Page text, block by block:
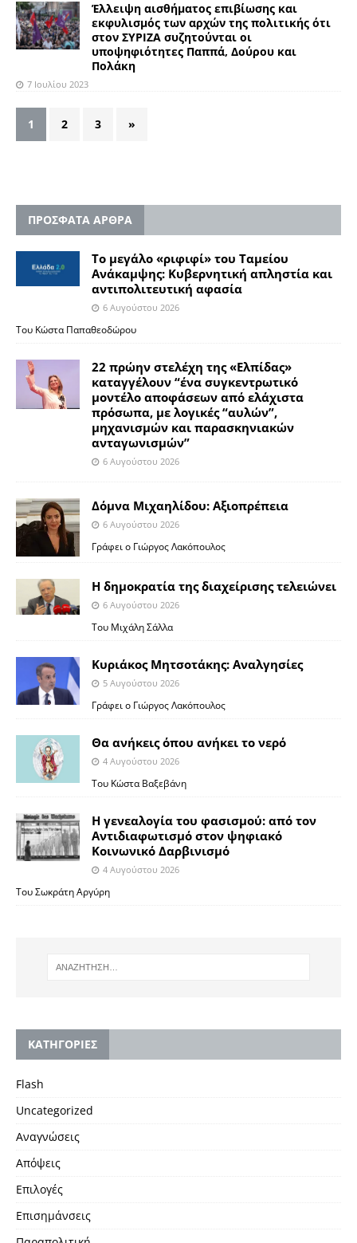
Έλλειψη αισθήματος επιβίωσης και
εκφυλισμός των αρχών της πολιτικής ότι
στον ΣΥΡΙΖΑ συζητούνται οι
υποψηφιότητες Παππά, Δούρου και
Πολάκη
7 Ιουλίου 2023
1 2 3 »
ΠΡΟΣΦΑΤΑ ΑΡΘΡΑ
Το μεγάλο «ριφιφί» του Ταμείου
Ανάκαμψης: Κυβερνητική απληστία και
αντιπολιτευτική αφασία
6 Αυγούστου 2026
Του Κώστα Παπαθεοδώρου
22 πρώην στελέχη της «Ελπίδας»
καταγγέλουν “ένα συγκεντρωτικό
μοντέλο αποφάσεων από ελάχιστα
πρόσωπα, με λογικές “αυλών”,
μηχανισμών και παρασκηνιακών
ανταγωνισμών”
6 Αυγούστου 2026
Δόμνα Μιχαηλίδου: Αξιοπρέπεια
6 Αυγούστου 2026
Γράφει ο Γιώργος Λακόπουλος
Η δημοκρατία της διαχείρισης τελειώνει
6 Αυγούστου 2026
Του Μιχάλη Σάλλα
Κυριάκος Μητσοτάκης: Αναλγησίες
5 Αυγούστου 2026
Γράφει ο Γιώργος Λακόπουλος
Θα ανήκεις όπου ανήκει το νερό
4 Αυγούστου 2026
Του Κώστα Βαξεβάνη
Η γενεαλογία του φασισμού: από τον
Αντιδιαφωτισμό στον ψηφιακό
Κοινωνικό Δαρβινισμό
4 Αυγούστου 2026
Του Σωκράτη Αργύρη
KΑΤΗΓΟΡΙΕΣ
Flash
Uncategorized
Αναγνώσεις
Απόψεις
Επιλογές
Επισημάνσεις